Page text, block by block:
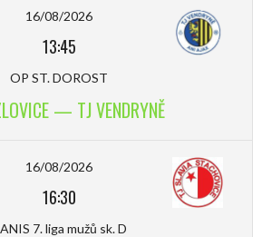
16/08/2026
13:45
OP ST. DOROST
— TJ VENDRYNĚ
16/08/2026
16:30
7. liga mužů sk. D